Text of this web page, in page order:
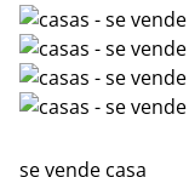
se vende casa